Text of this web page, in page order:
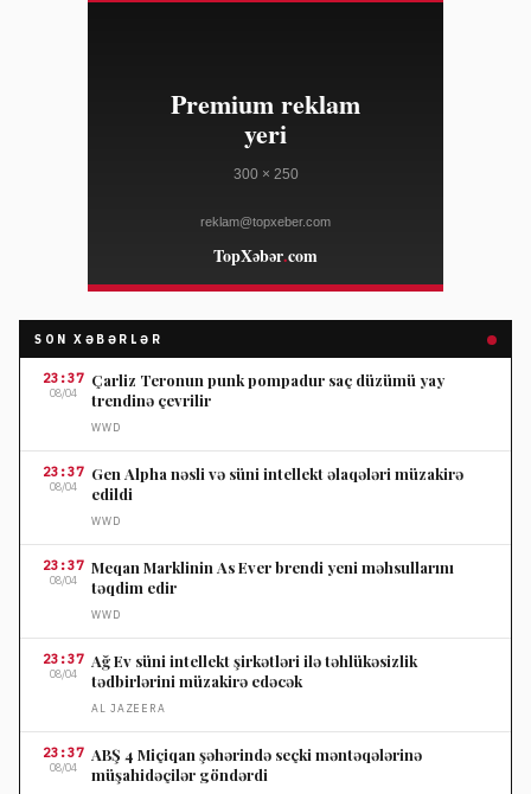
SON XƏBƏRLƏR
23:37
08/04
Çarliz Teronun punk pompadur saç düzümü yay
trendinə çevrilir
WWD
23:37
08/04
Gen Alpha nəsli və süni intellekt əlaqələri müzakirə
edildi
WWD
23:37
08/04
Meqan Marklinin As Ever brendi yeni məhsullarını
təqdim edir
WWD
23:37
08/04
Ağ Ev süni intellekt şirkətləri ilə təhlükəsizlik
tədbirlərini müzakirə edəcək
AL JAZEERA
23:37
08/04
ABŞ 4 Miçiqan şəhərində seçki məntəqələrinə
müşahidəçilər göndərdi